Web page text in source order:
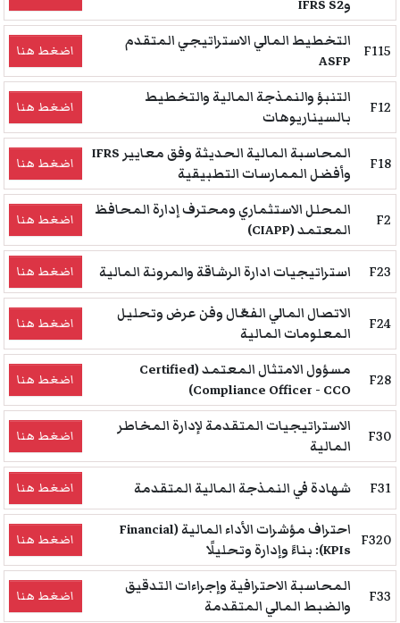
وIFRS S2
F115
التخطيط المالي الاستراتيجي المتقدم
ASFP
اضغط هنا
F12
التنبؤ والنمذجة المالية والتخطيط
بالسيناريوهات
اضغط هنا
F18
المحاسبة المالية الحديثة وفق معايير IFRS
وأفضل الممارسات التطبيقية
اضغط هنا
F2
المحلل الاستثماري ومحترف إدارة المحافظ
المعتمد (CIAPP)
اضغط هنا
F23 استراتيجيات ادارة الرشاقة والمرونة المالية اضغط هنا
F24
الاتصال المالي الفعّال وفن عرض وتحليل
المعلومات المالية
اضغط هنا
F28
مسؤول الامتثال المعتمد (Certified
Compliance Officer - CCO)
اضغط هنا
F30
الاستراتيجيات المتقدمة لإدارة المخاطر
المالية
اضغط هنا
F31 شهادة في النمذجة المالية المتقدمة اضغط هنا
F320
احتراف مؤشرات الأداء المالية (Financial
KPIs): بناءً وإدارة وتحليلًا
اضغط هنا
F33
المحاسبة الاحترافية وإجراءات التدقيق
والضبط المالي المتقدمة
اضغط هنا